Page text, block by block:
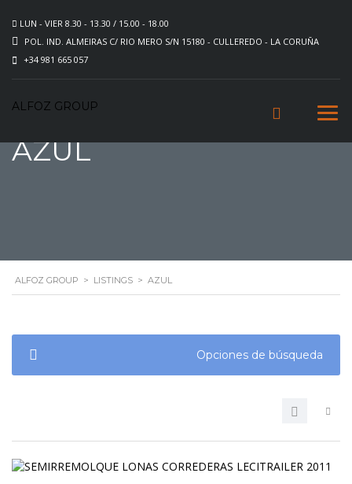
LUN - VIER 8.30 - 13.30 / 15.00 - 18.00
POL. IND. ALMEIRAS C/ RIO MERO S/N 15180 - CULLEREDO - LA CORUÑA
+34 981 665 057
ALFOZ GROUP
AZUL
ALFOZ GROUP > LISTINGS > AZUL
Opciones de búsqueda